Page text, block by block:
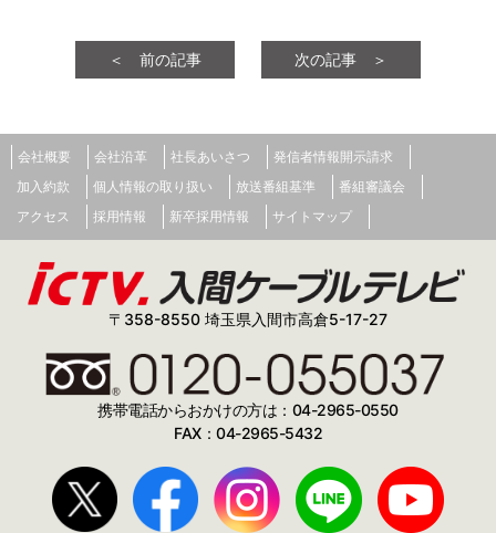
＜ 前の記事 次の記事 ＞
会社概要 会社沿革 社長あいさつ
発信者情報開示請求
加入約款
個人情報の取り扱い 放送番組基準
番組審議会
アクセス
採用情報 新卒採用情報 サイトマップ
〒358-8550 埼玉県入間市高倉5-17-27
携帯電話からおかけの方は：04-2965-0550
FAX：04-2965-5432